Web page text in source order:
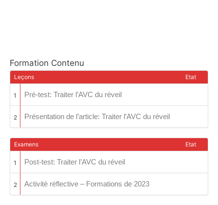
Formation Contenu
Leçons Etat
1 Pré-test: Traiter l’AVC du réveil
2 Présentation de l’article: Traiter l’AVC du réveil
Examens Etat
1 Post-test: Traiter l’AVC du réveil
2 Activité réflective – Formations de 2023